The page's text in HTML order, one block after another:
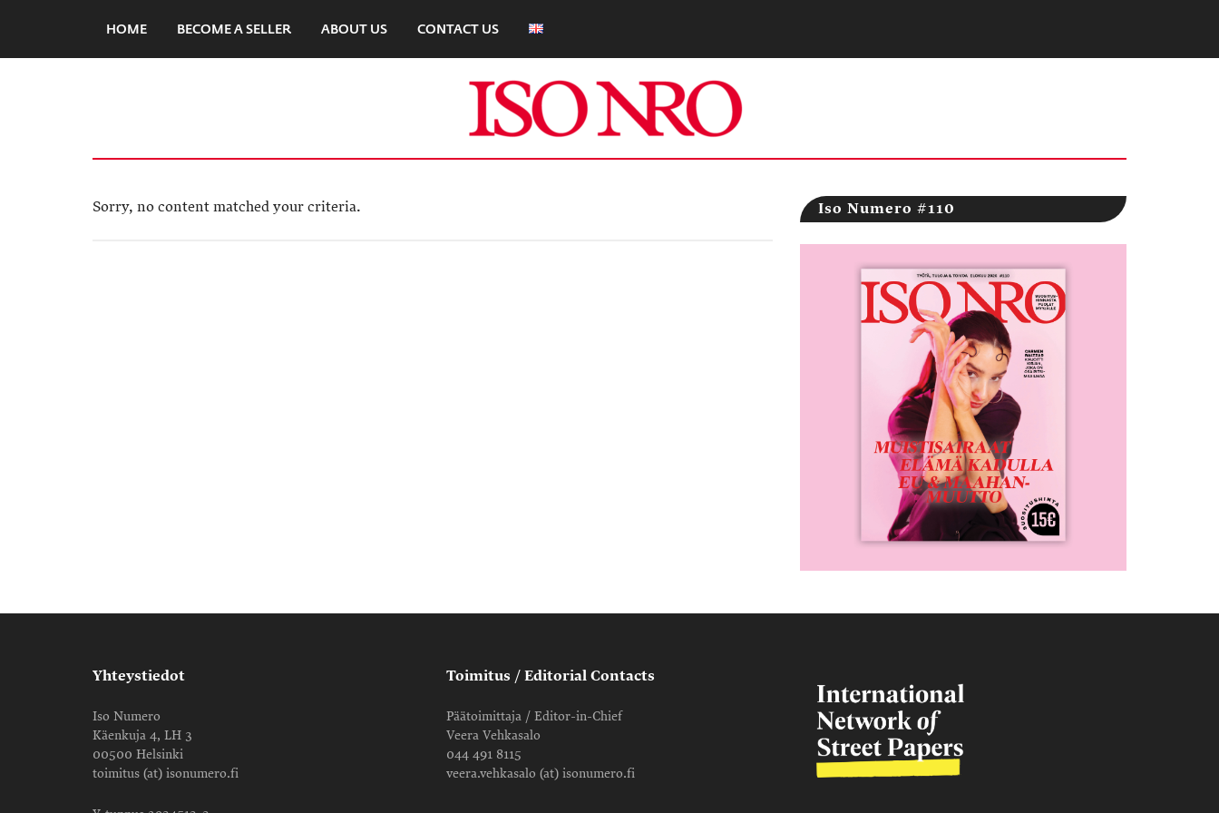
HOME BECOME A SELLER ABOUT US CONTACT US
Sorry, no content matched your criteria. Iso Numero #110
Yhteystiedot
Iso Numero
Käenkuja 4, LH 3
00500 Helsinki
toimitus (at) isonumero.fi
Toimitus / Editorial Contacts
Päätoimittaja / Editor-in-Chief
Veera Vehkasalo
044 491 8115
veera.vehkasalo (at) isonumero.fi